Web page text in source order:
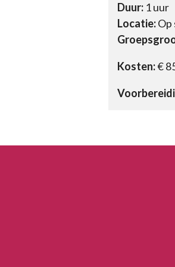
Duur: 1 uur
Locatie:Op
Kosten:€